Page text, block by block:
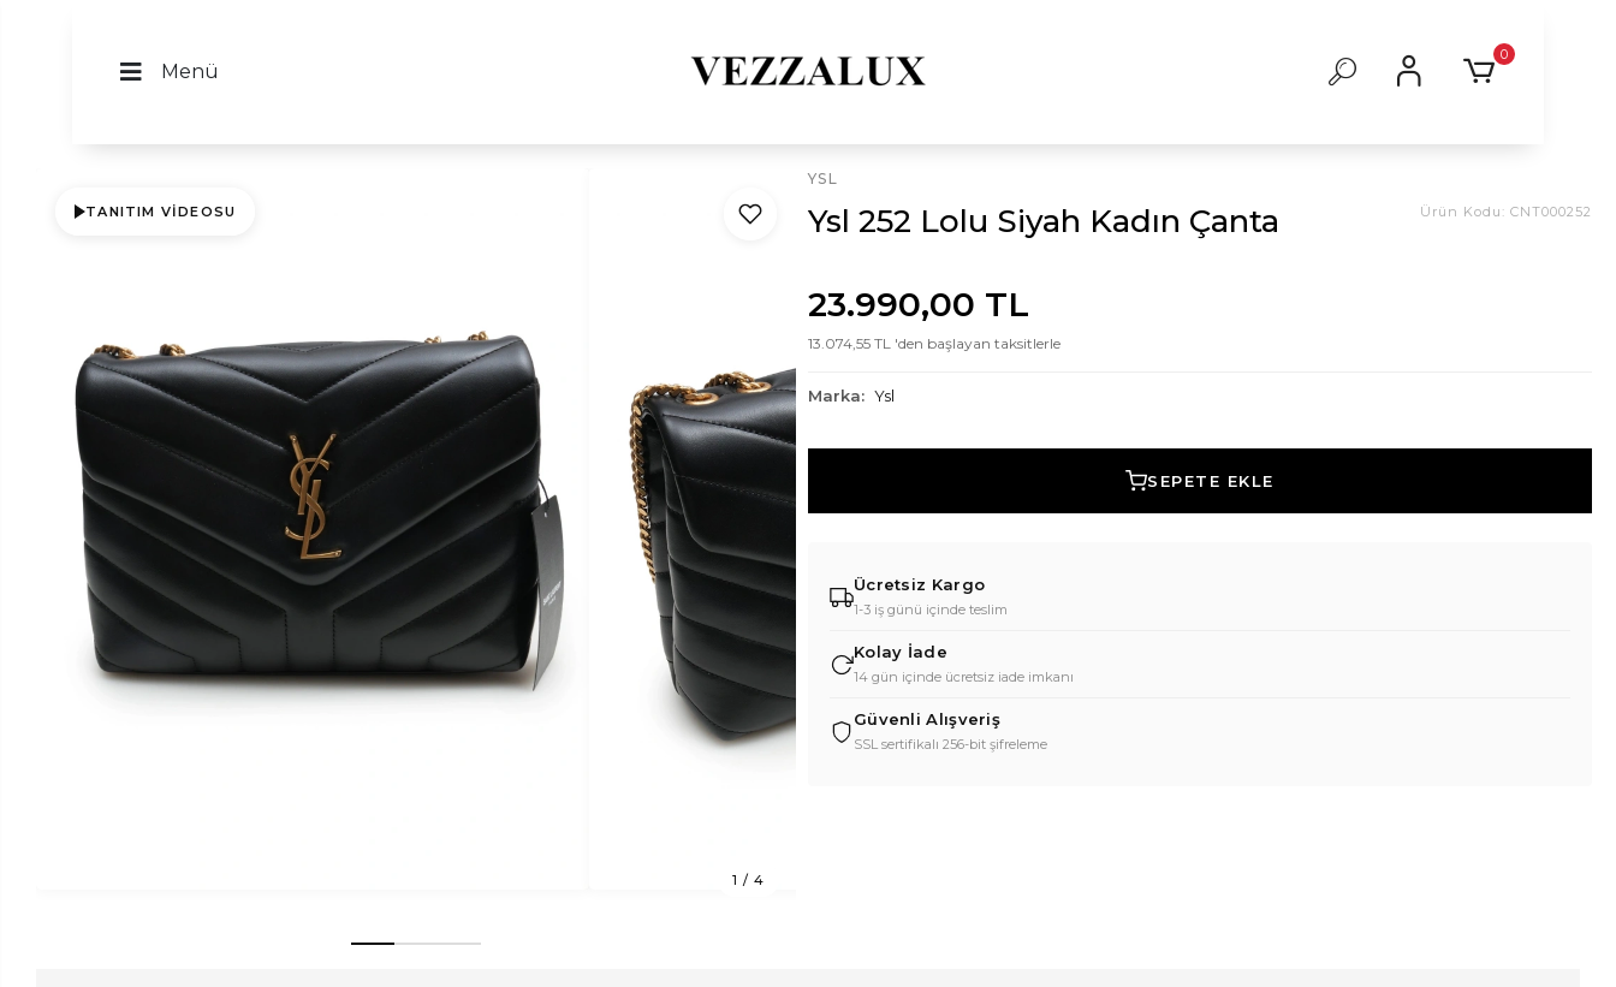
Menü
0
TANITIM VIDEOSU
1 / 4
YSL
Ysl 252 Lolu Siyah Kadın Çanta Ürün Kodu: CNT000252
23.990,00 TL
13.074,55 TL 'den başlayan taksitlerle
Marka: Ysl
SEPETE EKLE
Ücretsiz Kargo
1-3 iş günü içinde teslim
Kolay İade
14 gün içinde ücretsiz iade imkanı
Güvenli Alışveriş
SSL sertifikalı 256-bit şifreleme